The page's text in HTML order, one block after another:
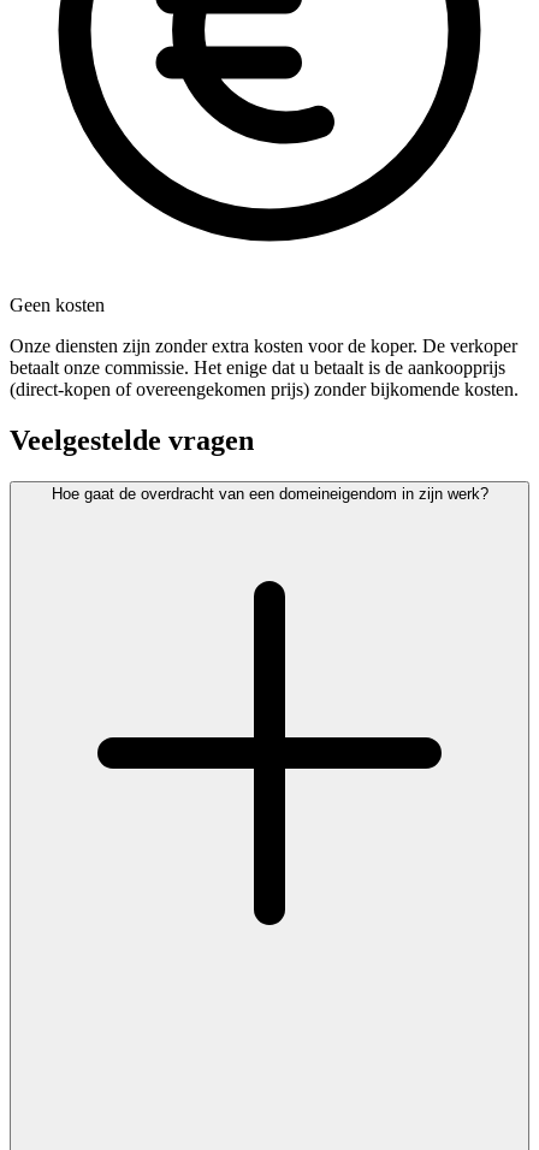
Geen kosten
Onze diensten zijn zonder extra kosten voor de koper. De verkoper
betaalt onze commissie. Het enige dat u betaalt is de aankoopprijs
(direct-kopen of overeengekomen prijs) zonder bijkomende kosten.
Veelgestelde vragen
Hoe gaat de overdracht van een domeineigendom in zijn werk?